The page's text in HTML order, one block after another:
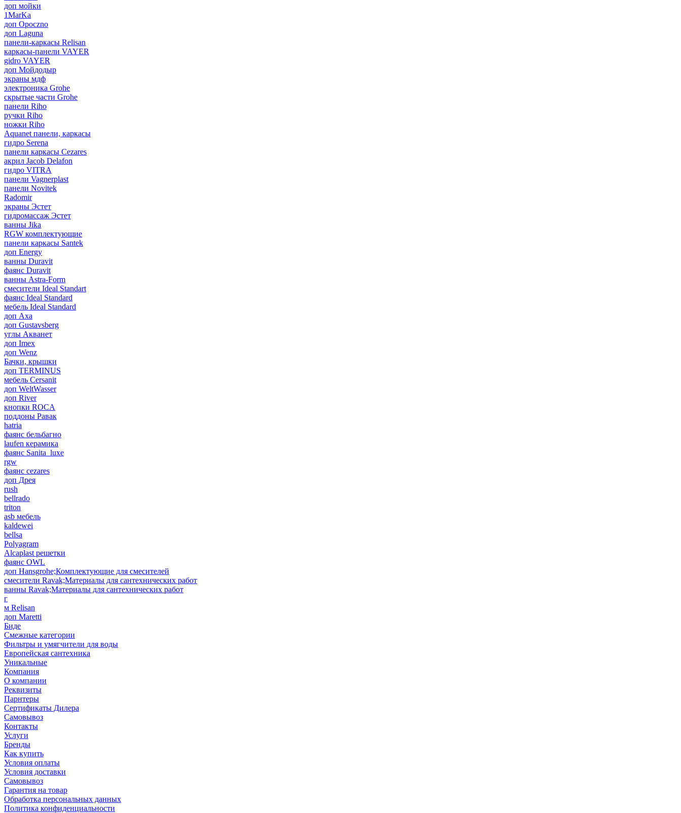
доп мойки
1MarKa
доп Opoczno
доп Laguna
панели-каркасы Relisan
каркасы-панели VAYER
gidro VAYER
доп Мойдодыр
экраны мдф
электроника Grohe
скрытые части Grohe
панели Riho
ручки Riho
ножки Riho
Aquanet панели, каркасы
гидро Serena
панели каркасы Cezares
акрил Jacob Delafon
гидро VITRA
панели Vagnerplast
панели Novitek
Radomir
экраны Эстет
гидромассаж Эстет
ванны Jika
RGW комплектующие
панели каркасы Santek
доп Energy
ванны Duravit
фаянс Duravit
ванны Astra-Form
смесители Ideal Standart
фаянс Ideal Standard
мебель Ideal Standard
доп Axa
доп Gustavsberg
углы Акванет
доп Imex
доп Wenz
Бачки, крышки
доп TERMINUS
мебель Cersanit
доп WeltWasser
доп River
кнопки ROCA
поддоны Равак
hatria
фаянс бельбагно
laufen керамика
фаянс Sanita_luxe
rgw
фаянс cezares
доп Дрея
rush
bellrado
triton
asb мебель
kaldewei
bellsa
Polyagram
Alcaplast решетки
фаянс OWL
доп Hansgrohe;Комплектующие для смесителей
смесители Ravak;Материалы для сантехнических работ
ванны Ravak;Материалы для сантехнических работ
г
м Relisan
доп Maretti
Биде
Смежные категории
Фильтры и умягчители для воды
Европейская сантехника
Уникальные
Компания
О компании
Реквизиты
Парнтеры
Сертификаты Дилера
Самовывоз
Контакты
Услуги
Бренды
Как купить
Условия оплаты
Условия доставки
Самовывоз
Гарантия на товар
Обработка персональных данных
Политика конфиденциальности